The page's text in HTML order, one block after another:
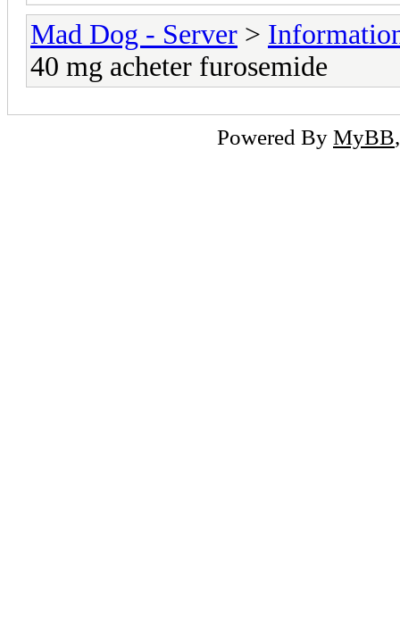
Mad Dog - Server >
40 mg acheter furosemide
Powered By MyBB